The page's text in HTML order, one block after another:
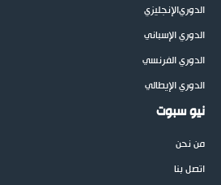
الدوريالإنجليزي
الدوري الإسباني
الدوري الفرنسي
الدوري الإيطالي
نيو سبوت
من نحن
اتصل بنا